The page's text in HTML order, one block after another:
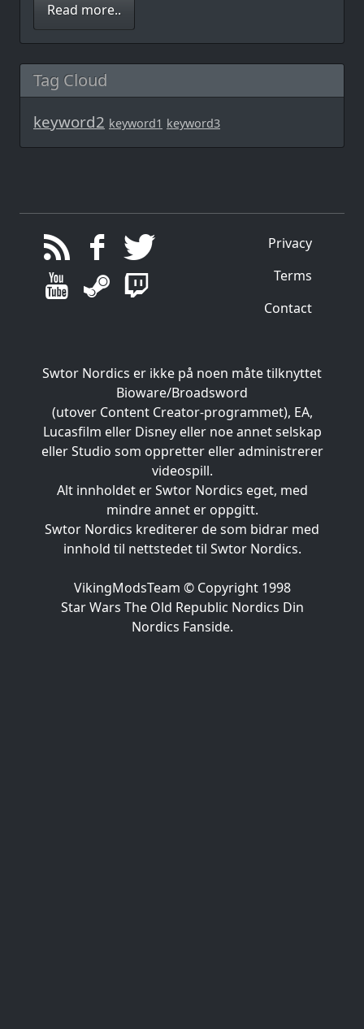
Read more..
Tag Cloud
keyword2 keyword1 keyword3
Privacy
Terms
Contact
Swtor Nordics er ikke på noen måte tilknyttet
Bioware/Broadsword
(utover Content Creator-programmet), EA,
Lucasfilm eller Disney eller noe annet selskap
eller Studio som oppretter eller administrerer
videospill.
Alt innholdet er Swtor Nordics eget, med
mindre annet er oppgitt.
Swtor Nordics krediterer de som bidrar med
innhold til nettstedet til Swtor Nordics.
VikingModsTeam © Copyright 1998
Star Wars The Old Republic Nordics Din
Nordics Fanside.